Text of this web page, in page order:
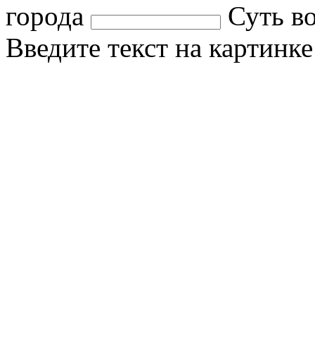
города
Суть
Введите текст на